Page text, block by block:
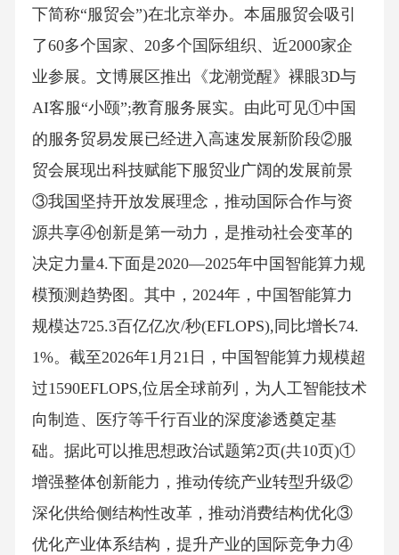
下简称“服贸会”)在北京举办。本届服贸会吸引
了60多个国家、20多个国际组织、近2000家企
业参展。文博展区推出《龙潮觉醒》裸眼3D与
AI客服“小颐”;教育服务展实。由此可见①中国
的服务贸易发展已经进入高速发展新阶段②服
贸会展现出科技赋能下服贸业广阔的发展前景
③我国坚持开放发展理念，推动国际合作与资
源共享④创新是第一动力，是推动社会变革的
决定力量4.下面是2020—2025年中国智能算力规
模预测趋势图。其中，2024年，中国智能算力
规模达725.3百亿亿次/秒(EFLOPS),同比增长74.
1%。截至2026年1月21日，中国智能算力规模超
过1590EFLOPS,位居全球前列，为人工智能技术
向制造、医疗等千行百业的深度渗透奠定基
础。据此可以推思想政治试题第2页(共10页)①
增强整体创新能力，推动传统产业转型升级②
深化供给侧结构性改革，推动消费结构优化③
优化产业体系结构，提升产业的国际竞争力④